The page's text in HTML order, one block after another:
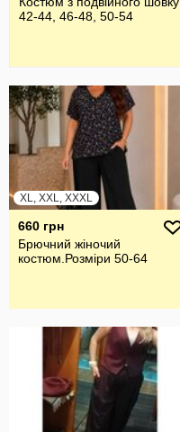
42-44, 46-48, 50-54
XL, XXL, XXXL
660 грн
Брючний жiночий
костюм.Розмiри 50-64